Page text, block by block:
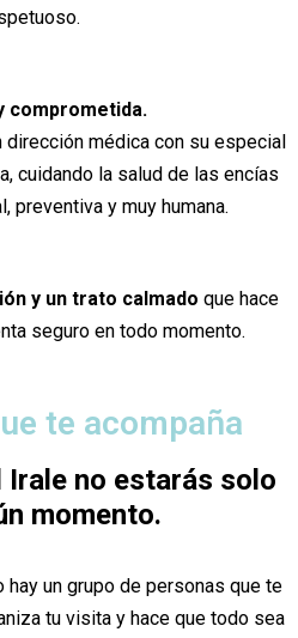
comprometida.
dirección médica con su especial
cuidando la salud de las encías
preventiva y muy humana.
y un trato calmado que hace
seguro en todo momento.
te acompaña
Irale no estarás solo
momento.
hay un grupo de personas que te
tu visita y hace que todo sea